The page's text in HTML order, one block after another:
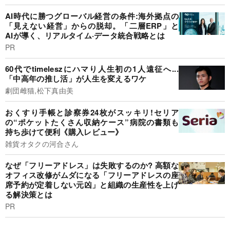
AI時代に勝つグローバル経営の条件:海外拠点の
「見えない経営」からの脱却。「二層ERP」と
AIが導く、リアルタイム·データ統合戦略とは
PR
60代でtimeleszにハマり人生初の1人遠征へ...
「中高年の推し活」が人生を変えるワケ
劇団雌猫,松下真由美
おくすり手帳と診察券24枚がスッキリ!セリア
の“ポケットたくさん収納ケース”病院の書類も
持ち歩けて便利《購入レビュー》
雑貨オタクの河合さん
なぜ「フリーアドレス」は失敗するのか? 高額な
オフィス改修がムダになる「フリーアドレスの座
席予約が定着しない元凶」と組織の生産性を上げ
る解決策とは
PR